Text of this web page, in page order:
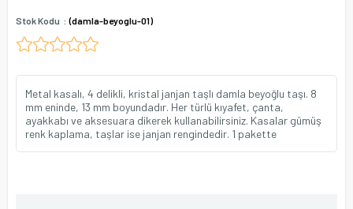
Stok Kodu (damla-beyoglu-01)
Metal kasalı, 4 delikli, kristal janjan taşlı damla beyoğlu taşı. 8
mm eninde, 13 mm boyundadır. Her türlü kıyafet, çanta,
ayakkabı ve aksesuara dikerek kullanabilirsiniz. Kasalar gümüş
renk kaplama, taşlar ise janjan rengindedir. 1 pakette